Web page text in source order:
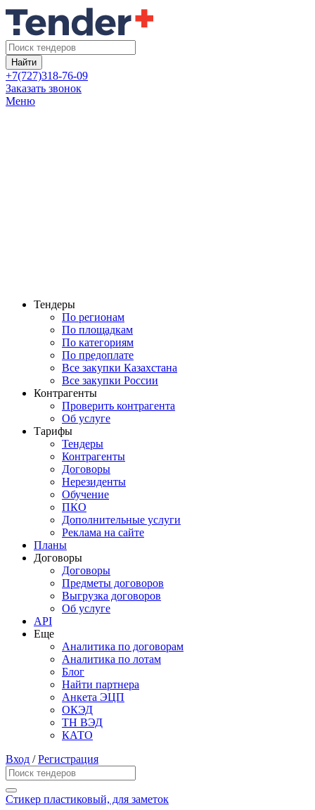
Найти
+7(727)318-76-09
Заказать звонок
Меню
Тендеры
По регионам
По площадкам
По категориям
По предоплате
Все закупки Казахстана
Все закупки России
Контрагенты
Проверить контрагента
Об услуге
Тарифы
Тендеры
Контрагенты
Договоры
Нерезиденты
Обучение
ПКО
Дополнительные услуги
Реклама на сайте
Планы
Договоры
Договоры
Предметы договоров
Выгрузка договоров
Об услуге
API
Еще
Аналитика по договорам
Аналитика по лотам
Блог
Найти партнера
Анкета ЭЦП
ОКЭД
ТН ВЭД
КАТО
Вход /Регистрация
Стикер пластиковый, для заметок